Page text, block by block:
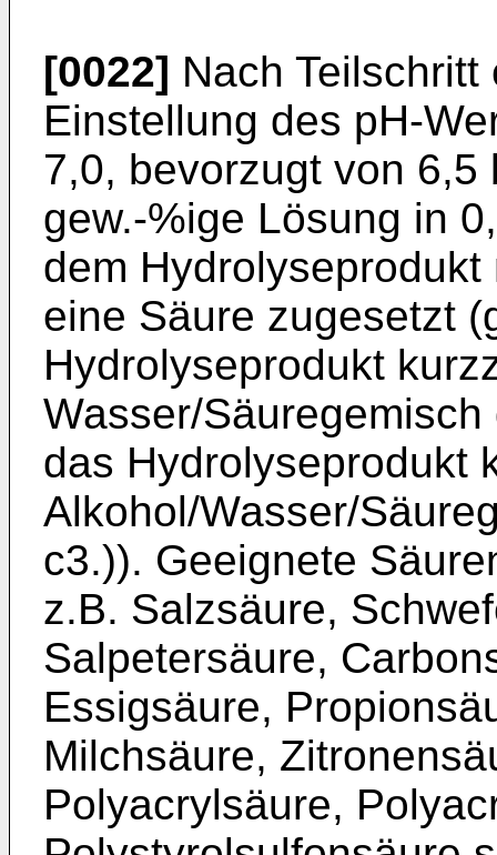
[0022] Nach
Einstellung des pH-
7,0, bevorzugt von
gew.-%ige Lösung in
dem
eine Säure zugesetzt
Hydrolyseprodukt
Wasser/
das Hydrolyseprodukt
Alkohol/Wasser/
c3.)). Geeignete
z.B. Salzsäure,
Salpetersäure,
Essigsäure,
Milchsäure,
Polyacrylsäure,